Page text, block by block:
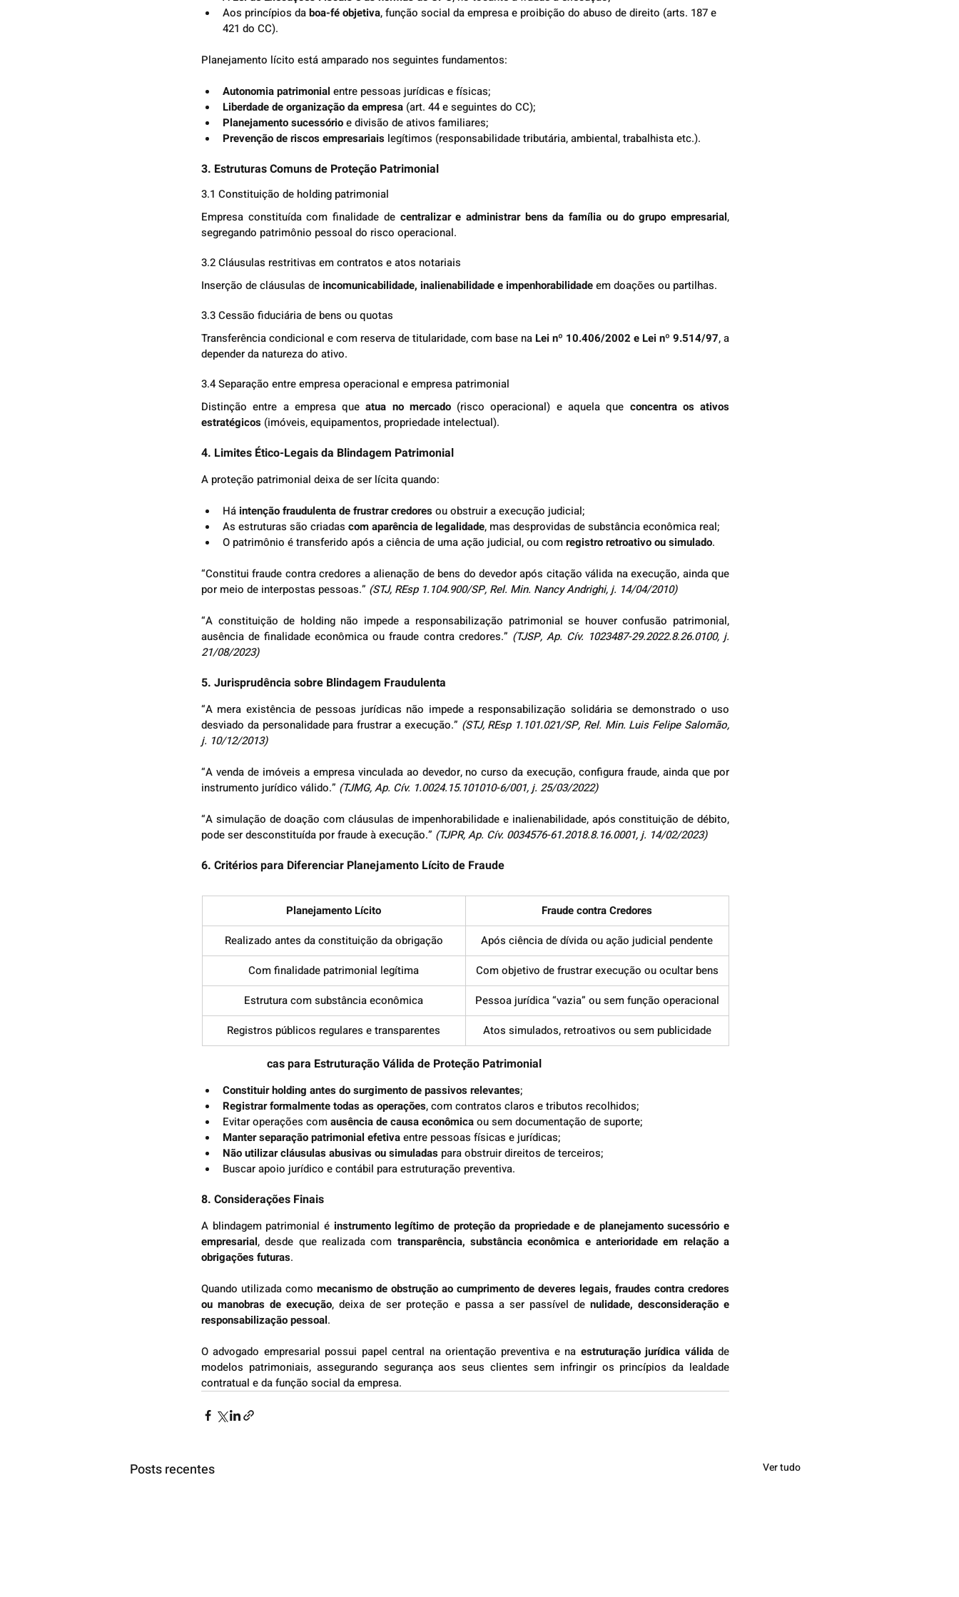
Aos princípios da boa-fé objetiva, função social da empresa e proibição do abuso de direito (arts. 187 e
421 do CC).
Planejamento lícito está amparado nos seguintes fundamentos:
Autonomia patrimonial entre pessoas jurídicas e físicas;
Liberdade de organização da empresa (art. 44 e seguintes do CC);
Planejamento sucessório e divisão de ativos familiares;
Prevenção de riscos empresariais legítimos (responsabilidade tributária, ambiental, trabalhista etc.).
3. Estruturas Comuns de Proteção Patrimonial
3.1 Constituição de holding patrimonial
Empresa constituída com finalidade de centralizar e administrar bens da família ou do grupo empresarial,
segregando patrimônio pessoal do risco operacional.
3.2 Cláusulas restritivas em contratos e atos notariais
Inserção de cláusulas de incomunicabilidade, inalienabilidade e impenhorabilidade em doações ou partilhas.
3.3 Cessão fiduciária de bens ou quotas
Transferência condicional e com reserva de titularidade, com base na Lei nº 10.406/2002 e Lei nº 9.514/97, a
depender da natureza do ativo.
3.4 Separação entre empresa operacional e empresa patrimonial
Distinção entre a empresa que atua no mercado (risco operacional) e aquela que concentra os ativos
estratégicos (imóveis, equipamentos, propriedade intelectual).
4. Limites Ético-Legais da Blindagem Patrimonial
A proteção patrimonial deixa de ser lícita quando:
Há intenção fraudulenta de frustrar credores ou obstruir a execução judicial;
As estruturas são criadas com aparência de legalidade, mas desprovidas de substância econômica real;
O patrimônio é transferido após a ciência de uma ação judicial, ou com registro retroativo ou simulado.
“Constitui fraude contra credores a alienação de bens do devedor após citação válida na execução, ainda que
por meio de interpostas pessoas.” (STJ, REsp 1.104.900/SP, Rel. Min. Nancy Andrighi, j. 14/04/2010)
“A constituição de holding não impede a responsabilização patrimonial se houver confusão patrimonial,
ausência de finalidade econômica ou fraude contra credores.” (TJSP, Ap. Cív. 1023487-29.2022.8.26.0100, j.
21/08/2023)
5. Jurisprudência sobre Blindagem Fraudulenta
“A mera existência de pessoas jurídicas não impede a responsabilização solidária se demonstrado o uso
desviado da personalidade para frustrar a execução.” (STJ, REsp 1.101.021/SP, Rel. Min. Luis Felipe Salomão,
j. 10/12/2013)
“A venda de imóveis a empresa vinculada ao devedor, no curso da execução, configura fraude, ainda que por
instrumento jurídico válido.” (TJMG, Ap. Cív. 1.0024.15.101010-6/001, j. 25/03/2022)
“A simulação de doação com cláusulas de impenhorabilidade e inalienabilidade, após constituição de débito,
pode ser desconstituída por fraude à execução.” (TJPR, Ap. Cív. 0034576-61.2018.8.16.0001, j. 14/02/2023)
6. Critérios para Diferenciar Planejamento Lícito de Fraude
Planejamento Lícito
Fraude contra Credores
Realizado antes da constituição da obrigação
Após ciência de dívida ou ação judicial pendente
Com finalidade patrimonial legítima
Com objetivo de frustrar execução ou ocultar bens
Estrutura com substância econômica
Pessoa jurídica “vazia” ou sem função operacional
Registros públicos regulares e transparentes
Atos simulados, retroativos ou sem publicidade
cas para Estruturação Válida de Proteção Patrimonial
Constituir holding antes do surgimento de passivos relevantes;
Registrar formalmente todas as operações, com contratos claros e tributos recolhidos;
Evitar operações com ausência de causa econômica ou sem documentação de suporte;
Manter separação patrimonial efetiva entre pessoas físicas e jurídicas;
Não utilizar cláusulas abusivas ou simuladas para obstruir direitos de terceiros;
Buscar apoio jurídico e contábil para estruturação preventiva.
8. Considerações Finais
A blindagem patrimonial é instrumento legítimo de proteção da propriedade e de planejamento sucessório e
empresarial, desde que realizada com transparência, substância econômica e anterioridade em relação a
obrigações futuras.
Quando utilizada como mecanismo de obstrução ao cumprimento de deveres legais, fraudes contra credores
ou manobras de execução, deixa de ser proteção e passa a ser passível de nulidade, desconsideração e
responsabilização pessoal.
O advogado empresarial possui papel central na orientação preventiva e na estruturação jurídica válida de
modelos patrimoniais, assegurando segurança aos seus clientes sem infringir os princípios da lealdade
contratual e da função social da empresa.
Posts recentes Ver tudo